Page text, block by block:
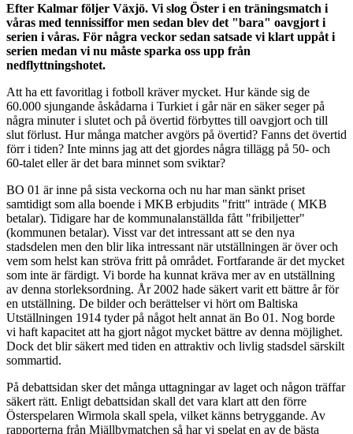
Efter Kalmar följer Växjö. Vi slog Öster i en träningsmatch i
våras med tennissiffor men sedan blev det "bara" oavgjort i
serien i våras. För några veckor sedan satsade vi klart uppåt i
serien medan vi nu måste sparka oss upp från
nedflyttningshotet.
Att ha ett favoritlag i fotboll kräver mycket. Hur kände sig de
60.000 sjungande åskådarna i Turkiet i går när en säker seger på
några minuter i slutet och på övertid förbyttes till oavgjort och till
slut förlust. Hur många matcher avgörs på övertid? Fanns det övertid
förr i tiden? Inte minns jag att det gjordes några tillägg på 50- och
60-talet eller är det bara minnet som sviktar?
BO 01 är inne på sista veckorna och nu har man sänkt priset
samtidigt som alla boende i MKB erbjudits "fritt" inträde ( MKB
betalar). Tidigare har de kommunalanställda fått "fribiljetter"
(kommunen betalar). Visst var det intressant att se den nya
stadsdelen men den blir lika intressant när utställningen är över och
vem som helst kan ströva fritt på området. Fortfarande är det mycket
som inte är färdigt. Vi borde ha kunnat kräva mer av en utställning
av denna storleksordning. År 2002 hade säkert varit ett bättre år för
en utställning. De bilder och berättelser vi hört om Baltiska
Utställningen 1914 tyder på något helt annat än Bo 01. Nog borde
vi haft kapacitet att ha gjort något mycket bättre av denna möjlighet.
Dock det blir säkert med tiden en attraktiv och livlig stadsdel särskilt
sommartid.
På debattsidan sker det många uttagningar av laget och någon träffar
säkert rätt. Enligt debattsidan skall det vara klart att den förre
Österspelaren Wirmola skall spela, vilket känns betryggande. Av
rapporterna från Mjällbymatchen så har vi spelat en av de bästa